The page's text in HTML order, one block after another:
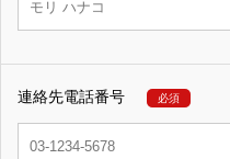
連絡先電話番号 必須